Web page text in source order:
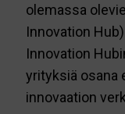
olemassa
Innovation
Innovation
yrityksiä osana
innovaation